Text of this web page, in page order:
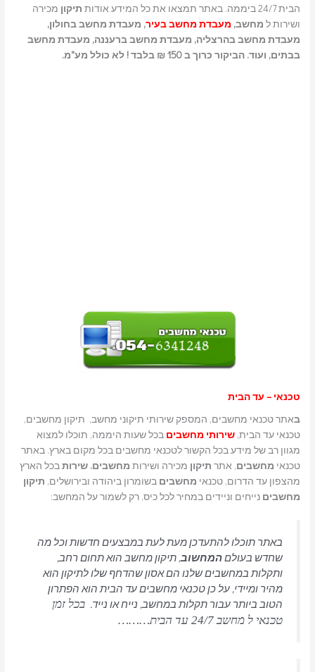
הבית 24/7 ביממה. באתר תמצאו את כל המידע אודות
תיקון מכירה
ושירות ל מחשב, מעבדת מחשב בעיר, מעבדת מחשב בחולון,
מעבדת מחשב בהרצליה, מעבדת מחשב ברעננה, מעבדת מחשב
בבתים, ועוד. הביקור כרוך ב 150 ₪ בלבד ! לא כולל מע"מ.
טכנאי – עד הבית
באתר טכנאי מחשבים, המספק שירותי תיקוני מחשב, תיקון מחשבים,
טכנאי עד הבית,שירותי מחשבים בכל שעות היממה, תוכלו למצוא
מגוון רב של מידע בכל הקשור לטכנאי מחשבים בכל מקום בארץ. באתר
טכנאי מחשבים, אתר תיקון מכירה ושירות מחשבים. שירותבכל הארץ
מהצפון עד הדרום, טכנאי מחשבים בשומרון ביהודה ובירושלים, תיקון
מחשבים נייחים וניידים במחיר לכל כיס, רק לשמור על המחשב:
באתר תוכלו להתעדכן מעת לעת במבצעים חדשות וכל מה
שחדש בעולםהמחשוב, תיקון מחשב הוא תחום רחב,
ותקלות במחשבים שלנו הם אסון שהדחף שלו לתיקון הוא
מהיר ומיידי, על כן טכנאי מחשבים עד הבית הוא הפתרון
הטוב ביותר עבור תקלות במחשב, נייח או נייד. בכל זמן
טכנאי ל מחשב 24/7 עד הבית………